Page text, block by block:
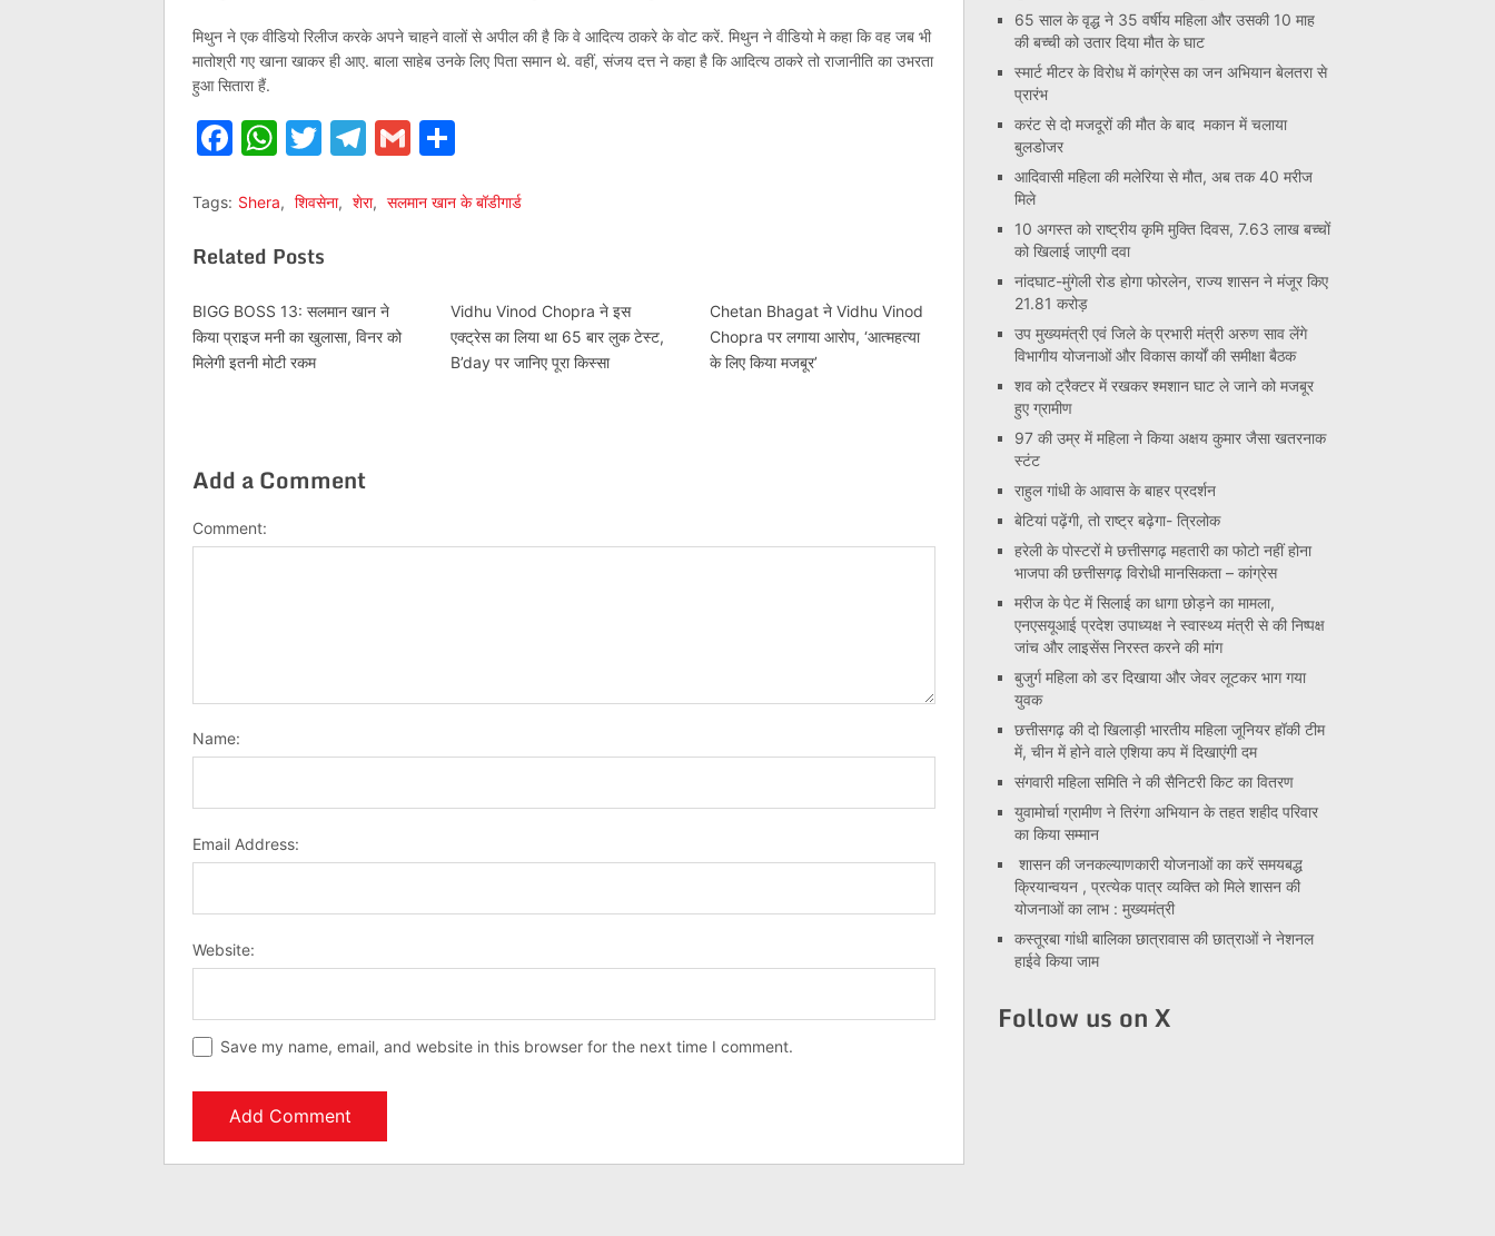
मिथुन ने एक वीडियो रिलीज करके अपने चाहने वालों से अपील की है कि वे आदित्य ठाकरे के वोट करें. मिथुन ने वीडियो मे कहा कि वह जब भी
मातोश्री गए खाना खाकर ही आए. बाला साहेब उनके लिए पिता समान थे. वहीं, संजय दत्त ने कहा है कि आदित्य ठाकरे तो राजानीति का उभरता
हुआ सितारा हैं.
Facebook
WhatsApp
Twitter
Telegram
Gmail
Tags: Shera, शिवसेना, शेरा, सलमान खान के बॉडीगार्ड
Related Posts
BIGG BOSS 13: सलमान खान ने
किया प्राइज मनी का खुलासा, विनर को
मिलेगी इतनी मोटी रकम
Vidhu Vinod Chopra ने इस
एक्ट्रेस का लिया था 65 बार लुक टेस्ट,
B’day पर जानिए पूरा किस्सा
Chetan Bhagat ने Vidhu Vinod
Chopra पर लगाया आरोप, ‘आत्महत्या
के लिए किया मजबूर’
Add a Comment
Comment:
Name:
Email Address:
Website:
Save my name, email, and website in this browser for the next time I comment.
65 साल के वृद्ध ने 35 वर्षीय महिला और उसकी 10 माह
की बच्ची को उतार दिया मौत के घाट
स्मार्ट मीटर के विरोध में कांग्रेस का जन अभियान बेलतरा से
प्रारंभ
करंट से दो मजदूरों की मौत के बाद मकान में चलाया
बुलडोजर
आदिवासी महिला की मलेरिया से मौत, अब तक 40 मरीज
मिले
10 अगस्त को राष्ट्रीय कृमि मुक्ति दिवस, 7.63 लाख बच्चों
को खिलाई जाएगी दवा
नांदघाट-मुंगेली रोड होगा फोरलेन, राज्य शासन ने मंजूर किए
21.81 करोड़
उप मुख्यमंत्री एवं जिले के प्रभारी मंत्री अरुण साव लेंगे
विभागीय योजनाओं और विकास कार्यों की समीक्षा बैठक
शव को ट्रैक्टर में रखकर श्मशान घाट ले जाने को मजबूर
हुए ग्रामीण
97 की उम्र में महिला ने किया अक्षय कुमार जैसा खतरनाक
स्टंट
राहुल गांधी के आवास के बाहर प्रदर्शन
बेटियां पढ़ेंगी, तो राष्ट्र बढ़ेगा- त्रिलोक
हरेली के पोस्टरों मे छत्तीसगढ़ महतारी का फोटो नहीं होना
भाजपा की छत्तीसगढ़ विरोधी मानसिकता – कांग्रेस
मरीज के पेट में सिलाई का धागा छोड़ने का मामला,
एनएसयूआई प्रदेश उपाध्यक्ष ने स्वास्थ्य मंत्री से की निष्पक्ष
जांच और लाइसेंस निरस्त करने की मांग
बुजुर्ग महिला को डर दिखाया और जेवर लूटकर भाग गया
युवक
छत्तीसगढ़ की दो खिलाड़ी भारतीय महिला जूनियर हॉकी टीम
में, चीन में होने वाले एशिया कप में दिखाएंगी दम
संगवारी महिला समिति ने की सैनिटरी किट का वितरण
युवामोर्चा ग्रामीण ने तिरंगा अभियान के तहत शहीद परिवार
का किया सम्मान
शासन की जनकल्याणकारी योजनाओं का करें समयबद्ध
क्रियान्वयन , प्रत्येक पात्र व्यक्ति को मिले शासन की
योजनाओं का लाभ : मुख्यमंत्री
कस्तूरबा गांधी बालिका छात्रावास की छात्राओं ने नेशनल
हाईवे किया जाम
Follow us on X